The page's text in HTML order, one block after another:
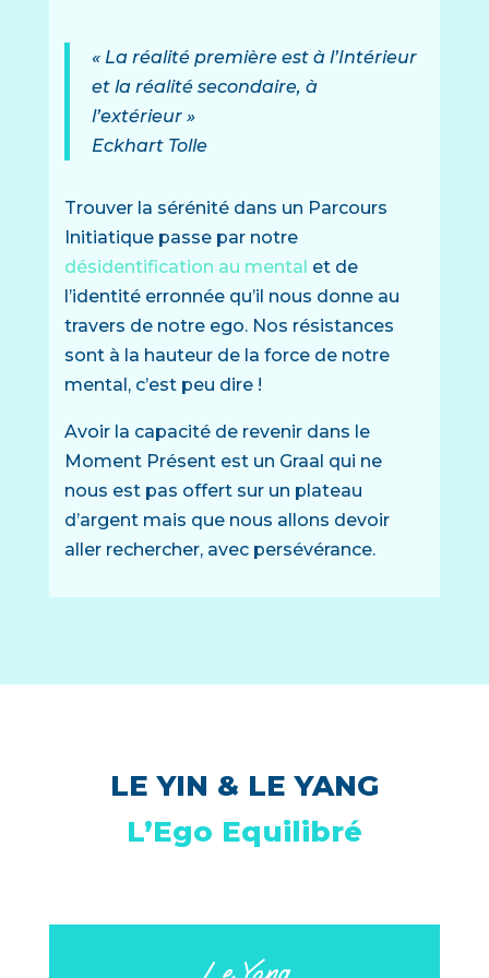
« La réalité première est à l’Intérieur
et la réalité secondaire, à
l’extérieur »
Eckhart Tolle
Trouver la sérénité dans un Parcours
Initiatique passe par notre
désidentification au mental et de
l’identité erronnée qu’il nous donne au
travers de notre ego. Nos résistances
sont à la hauteur de la force de notre
mental, c’est peu dire !
Avoir la capacité de revenir dans le
Moment Présent est un Graal qui ne
nous est pas offert sur un plateau
d’argent mais que nous allons devoir
aller rechercher, avec persévérance.
LE YIN & LE YANG
L’Ego Equilibré